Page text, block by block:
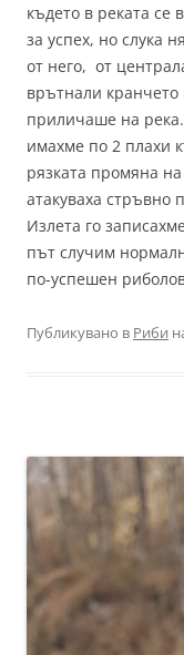
където в реката се
за успех, но слука
от него, от
врътнали кранчето
приличаше на
имахме по 2 плахи
рязката промяна
атакуваха стръвно
Излета го
път случим
по-успешен
Публикувано в Риби